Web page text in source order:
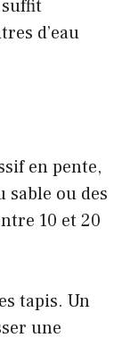
d’eau
en pente,
sable ou des
10 et 20
tapis. Un
une